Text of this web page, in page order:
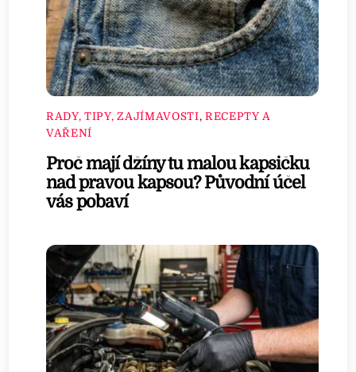
RADY, TIPY, ZAJÍMAVOSTI, RECEPTY A
VAŘENÍ
Proč mají džíny tu malou kapsičku
nad pravou kapsou? Původní účel
vás pobaví